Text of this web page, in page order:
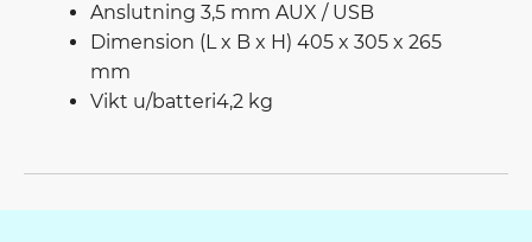
Anslutning 3,5 mm AUX / USB
Dimension (L x B x H) 405 x 305 x 265
mm
Vikt u/batteri4,2 kg